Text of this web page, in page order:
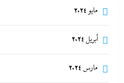
مايو 2024
أبريل 2024
مارس 2024